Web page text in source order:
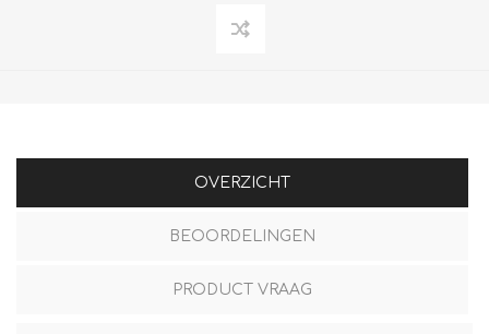
OVERZICHT
BEOORDELINGEN
PRODUCT VRAAG